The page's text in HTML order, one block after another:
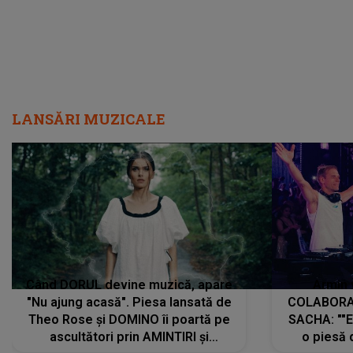
LANSĂRI MUZICALE
Când DORUL devine muzică, apare
"Nu ajung acasă". Piesa lansată de
Theo Rose și DOMINO îi poartă pe
ascultători prin AMINTIRI și
SACHA:
o piesă